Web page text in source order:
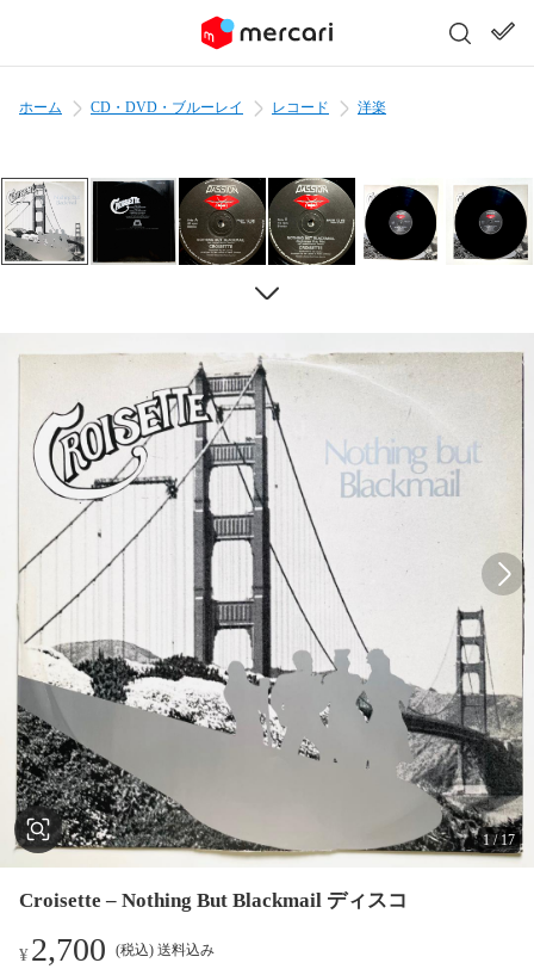
ホーム CD・DVD・ブルーレイ レコード 洋楽
1/17
Croisette – Nothing But Blackmail ディスコ
¥2,700 (税込) 送料込み